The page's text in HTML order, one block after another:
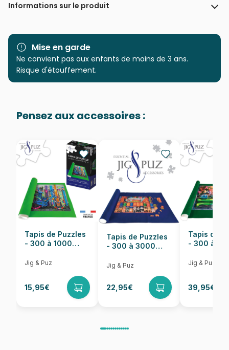
Informations sur le produit
Marque Bluebird Puzzle
Catégorie Puzzles - Mers et Océans
Age
Puzzle pour Adultes (500 à
Provenance Fabriqué en France
EAN 3663384907418
Nombre de pièces 500 pièces
Dimensions 48 x 34 cm
Mise en garde
Ne convient pas aux enfants de moins de 3 ans.
Risque d'étouffement.
Pensez aux accessoires :
Tapis de Puzzles
- 300 à 1000
Jig & Puz
15,95€
Tapis de Puzzles
- 300 à 3000
Jig & Puz
22,95€
Tapis de
- 300 à
Jig & Puz
39,95€